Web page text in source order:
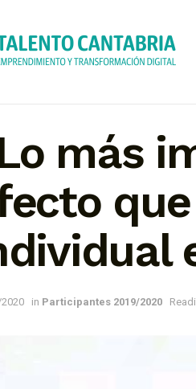
más
in Participantes 2019/2020